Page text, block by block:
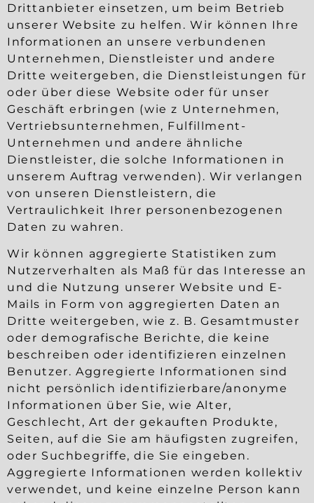
Drittanbieter einsetzen, um beim Betrieb
unserer Website zu helfen. Wir können Ihre
Informationen an unsere verbundenen
Unternehmen, Dienstleister und andere
Dritte weitergeben, die Dienstleistungen für
oder über diese Website oder für unser
Geschäft erbringen (wie z Unternehmen,
Vertriebsunternehmen, Fulfillment-
Unternehmen und andere ähnliche
Dienstleister, die solche Informationen in
unserem Auftrag verwenden). Wir verlangen
von unseren Dienstleistern, die
Vertraulichkeit Ihrer personenbezogenen
Daten zu wahren.
Wir können aggregierte Statistiken zum
Nutzerverhalten als Maß für das Interesse an
und die Nutzung unserer Website und E-
Mails in Form von aggregierten Daten an
Dritte weitergeben, wie z. B. Gesamtmuster
oder demografische Berichte, die keine
beschreiben oder identifizieren einzelnen
Benutzer. Aggregierte Informationen sind
nicht persönlich identifizierbare/anonyme
Informationen über Sie, wie Alter,
Geschlecht, Art der gekauften Produkte,
Seiten, auf die Sie am häufigsten zugreifen,
oder Suchbegriffe, die Sie eingeben.
Aggregierte Informationen werden kollektiv
verwendet, und keine einzelne Person kann